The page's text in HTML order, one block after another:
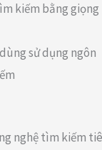
kiếm bằng giọng
sử dụng ngôn
nghệ tìm kiếm